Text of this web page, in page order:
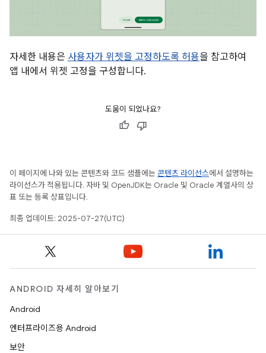
자세한 내용은 사용자가 위젯을 고정하도록 허용을 참고하여
앱 내에서 위젯 고정을 구성합니다.
도움이 되었나요?
이 페이지에 나와 있는 콘텐츠와 코드 샘플에는 콘텐츠 라이선스에서 설명하는
라이선스가 적용됩니다. 자바 및 OpenJDK는 Oracle 및 Oracle 계열사의 상
표 또는 등록 상표입니다.
최종 업데이트: 2025-07-27(UTC)
ANDROID 자세히 알아보기
Android
엔터프라이즈용 Android
보안